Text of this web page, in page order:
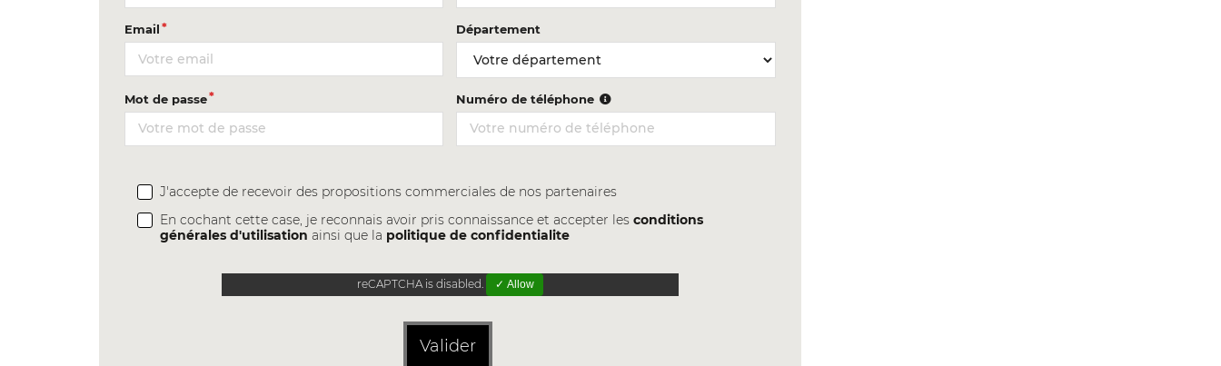
Email Département
Mot de passe Numéro de téléphone
J'accepte de recevoir des propositions commerciales de nos partenaires
En cochant cette case, je reconnais avoir pris connaissance et accepter lesconditions
générales d'utilisation ainsi que la politique de confidentialite
reCAPTCHA is disabled. ✓ Allow
Valider